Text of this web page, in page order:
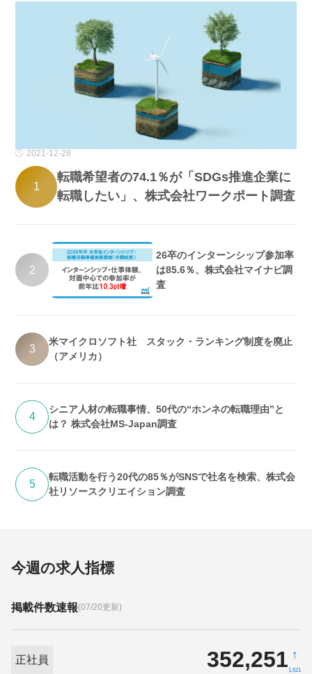
2021-12-28
1
転職希望者の74.1％が「SDGs推進企業に
転職したい」、株式会社ワークポート調査
2
26卒のインターンシップ参加率
は85.6％、株式会社マイナビ調
査
3
米マイクロソフト社 スタック・ランキング制度を廃止
（アメリカ）
4
シニア人材の転職事情、50代の“ホンネの転職理由”と
は？ 株式会社MS-Japan調査
5
転職活動を行う20代の85％がSNSで社名を検索、株式会
社リソースクリエイション調査
今週の求人指標
掲載件数速報(07/20更新)
正社員 352,251 ↑
1,621